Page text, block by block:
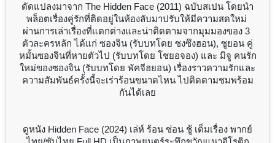
ดัดแปลงมาจาก The Hidden Face (2011) ฉบับสเปน โดยนำ
พล็อตเรื่องคู่รักที่ติดอยู่ในห้องลับมาปรับให้มีความสดใหม่
ผ่านการเล่าเรื่องที่แตกต่างและน่าติดตามจากมุมมองของ 3
ตัวละครหลัก ได้แก่ ซองจิน (รับบทโดย ซงซึงฮอน), ซูยอน คู่
หมั้นซองจินที่หายตัวไป (รับบทโดย โชยอจอง) และ มิจู คนรัก
ใหม่ของซองจิน (รับบทโดย พัคจีฮยอน) เรื่องราวความรักและ
ความสัมพันธ์ครั้งนี้จะเร่าร้อนขนาดไหน ไปติดตามชมพร้อม
กันได้เลย
ดูหนัง Hidden Face (2024) เล่ห์​ ร้อน​ ซ่อน​ ชู้ เต็มเรื่อง พากย์